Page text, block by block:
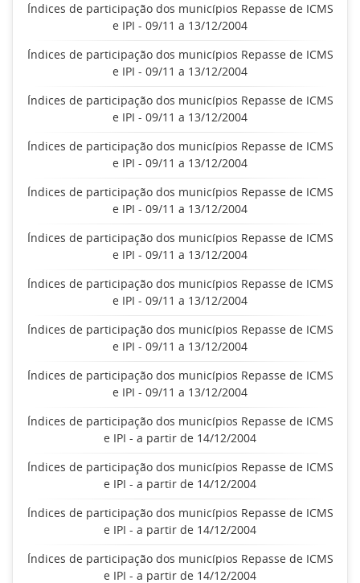
Índices de participação dos municípios Repasse de ICMS
e IPI - 09/11 a 13/12/2004
Índices de participação dos municípios Repasse de ICMS
e IPI - 09/11 a 13/12/2004
Índices de participação dos municípios Repasse de ICMS
e IPI - 09/11 a 13/12/2004
Índices de participação dos municípios Repasse de ICMS
e IPI - 09/11 a 13/12/2004
Índices de participação dos municípios Repasse de ICMS
e IPI - 09/11 a 13/12/2004
Índices de participação dos municípios Repasse de ICMS
e IPI - 09/11 a 13/12/2004
Índices de participação dos municípios Repasse de ICMS
e IPI - 09/11 a 13/12/2004
Índices de participação dos municípios Repasse de ICMS
e IPI - 09/11 a 13/12/2004
Índices de participação dos municípios Repasse de ICMS
e IPI - 09/11 a 13/12/2004
Índices de participação dos municípios Repasse de ICMS
e IPI - a partir de 14/12/2004
Índices de participação dos municípios Repasse de ICMS
e IPI - a partir de 14/12/2004
Índices de participação dos municípios Repasse de ICMS
e IPI - a partir de 14/12/2004
Índices de participação dos municípios Repasse de ICMS
e IPI - a partir de 14/12/2004